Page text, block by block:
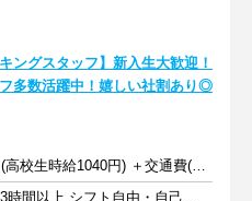
ングスタッフ】新入生大歓迎！
多数活躍中！嬉しい社割あり◎
時給1060円～ (高校生時給1040円) ＋交通費(支給規定あり)
週1日以上 1日3時間以上 シフト自由・自己申告